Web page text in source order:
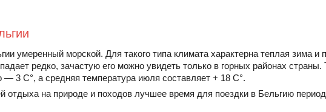
умеренный морской. Для такого типа климата характерна теплая зима и
редко, зачастую его можно увидеть только в горных районах страны.
— 3 С°, а средняя температура июля составляет + 18 С°.
отдыха на природе и походов лучшее время для поездки в Бельгию